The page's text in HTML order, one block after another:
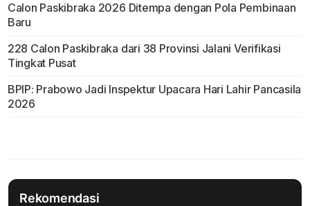
Calon Paskibraka 2026 Ditempa dengan Pola Pembinaan
Baru
228 Calon Paskibraka dari 38 Provinsi Jalani Verifikasi
Tingkat Pusat
BPIP: Prabowo Jadi Inspektur Upacara Hari Lahir Pancasila
2026
Rekomendasi